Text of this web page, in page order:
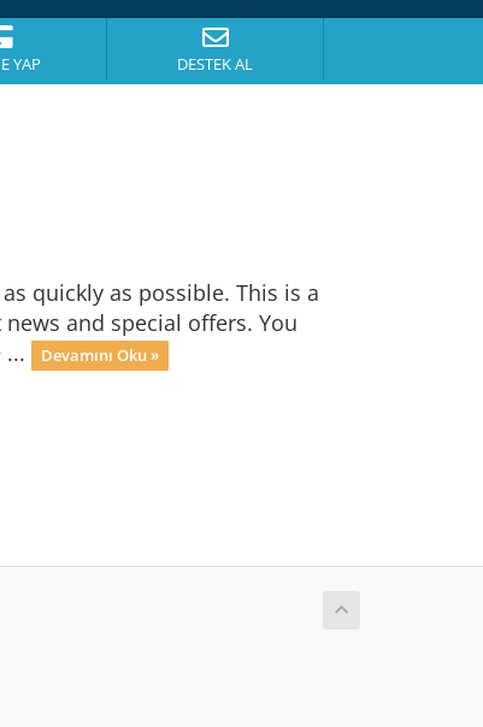
YAP DESTEK AL
quickly as possible. This is a
and special offers. You
Devamını Oku »